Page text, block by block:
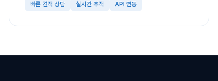
빠른 견적 상담 실시간 추적 API 연동